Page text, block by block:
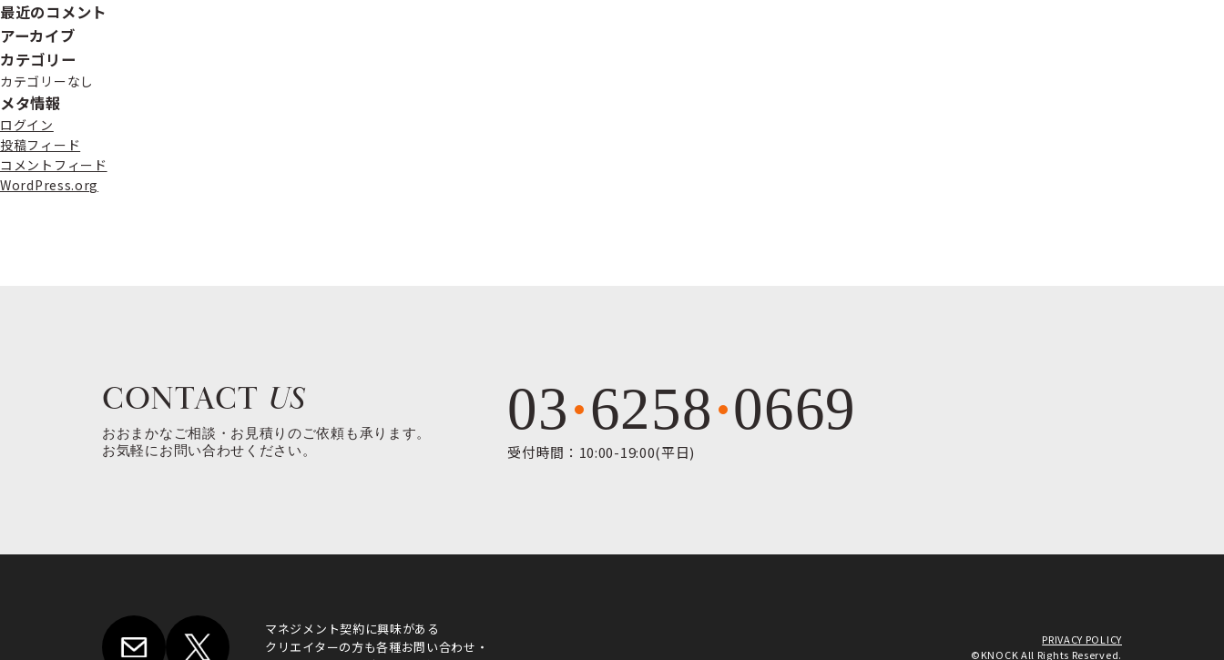
最近のコメント
アーカイブ
カテゴリー
カテゴリーなし
メタ情報
ログイン
投稿フィード
コメントフィード
WordPress.org
CONTACT US
おおまかなご相談・お見積りのご依頼も承ります。
お気軽にお問い合わせください。
03 6258 0669
受付時間：10:00-19:00(平日)
マネジメント契約に興味がある
クリエイターの方も各種お問い合わせ・
PRIVACY POLICY
©KNOCK All Rights Reserved.